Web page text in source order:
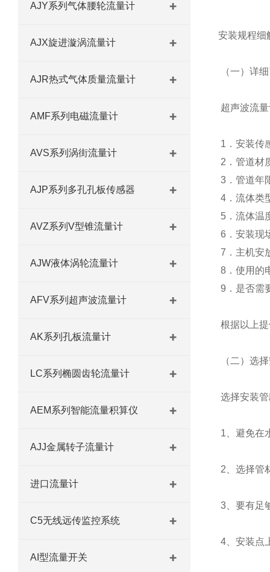
AJY系列气体腰轮流量计
AJX旋进漩涡流量计
AJR热式气体质量流量计
AMF系列电磁流量计
AVS系列涡街流量计
AJP系列多孔孔板传感器
AVZ系列V型锥流量计
AJW液体涡轮流量计
AFV系列超声波流量计
AK系列孔板流量计
LC系列椭圆齿轮流量计
AEM系列智能流量积算仪
AJJ金属转子流量计
进口流量计
C5无线远传监控系统
AI型流量开关
安装规程细
（一）详
超声波流
1．安装传
2．管道材
3．管道年
4．流体类
5．流体温
6．安装现
7．主机安
8．使用的
9．是否需
根据以上
（二）选
选择安装
1、避免在
2、选择管
3、要有足
4、安装点